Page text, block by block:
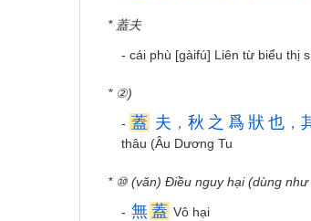
* 蓋夫
- cái phù [gàifú] Liên từ biểu thị
* ②)
- 蓋 夫 ， 秋 之 爲 狀 也 ，
thâu (Âu Dương Tu
* ⑩ (văn) Điều nguy hại (dùng như
- 無 蓋 Vô hại